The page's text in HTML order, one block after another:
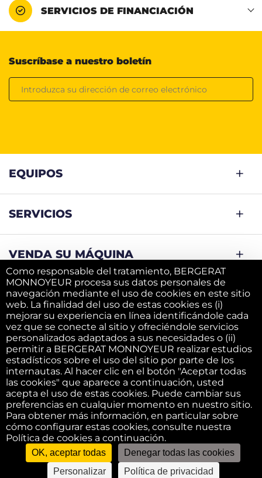
SERVICIOS DE FINANCIACIÓN
Suscríbase a nuestro boletín
EQUIPOS
SERVICIOS
VENDA SU MÁQUINA
EMPRESA
Terms and conditions
F.A.Q.
Política de cookies
Política de privacidad
Como responsable del tratamiento, BERGERAT
MONNOYEUR procesa sus datos personales de
navegación mediante el uso de cookies en este sitio
web. La finalidad del uso de estas cookies es (i)
mejorar su experiencia en línea identificándole cada
vez que se conecte al sitio y ofreciéndole servicios
personalizados adaptados a sus necesidades o (ii)
permitir a BERGERAT MONNOYEUR realizar estudios
estadísticos sobre el uso del sitio por parte de los
internautas. Al hacer clic en el botón "Aceptar todas
las cookies" que aparece a continuación, usted
acepta el uso de estas cookies. Puede cambiar sus
preferencias en cualquier momento en nuestro sitio.
Para obtener más información, en particular sobre
cómo configurar estas cookies, consulte nuestra
Política de cookies a continuación.
OK, aceptar todas
Denegar todas las cookies
Personalizar
Política de privacidad